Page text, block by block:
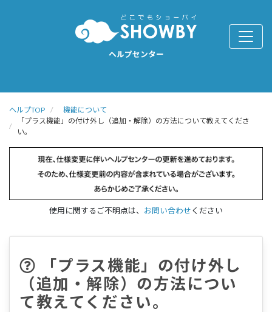
ヘルプセンター
ヘルプTOP
機能について
「プラス機能」の付け外し（追加・解除）の方法について教えてくださ
い。
使用に関するご不明点は、 お問い合わせください
「プラス機能」の付け外し
（追加・解除）の方法につい
て教えてください。